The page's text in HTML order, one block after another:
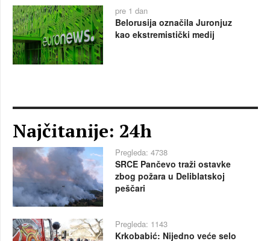
pre 1 dan
Belorusija označila Juronjuz
kao ekstremistički medij
Najčitanije: 24h
Pregleda: 4738
SRCE Pančevo traži ostavke
zbog požara u Deliblatskoj
peščari
Pregleda: 1143
Krkobabić: Nijedno veće selo